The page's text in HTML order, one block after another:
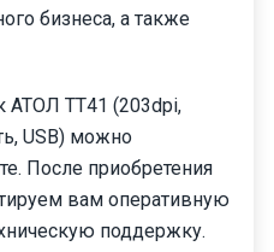
бизнеса, а также
АТОЛ ТТ41 (203dpi,
USB) можно
После приобретения
вам оперативную
поддержку.